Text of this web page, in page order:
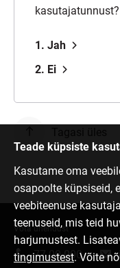
kasutajatunnust?
1. Jah
2. Ei
Teade küpsiste
Kasutame oma
osapoolte küpsiseid,
veebiteenuse
teenuseid, mis teid
harjumustest.
tingimustest. Võite
Võta ühendust
77 00 000